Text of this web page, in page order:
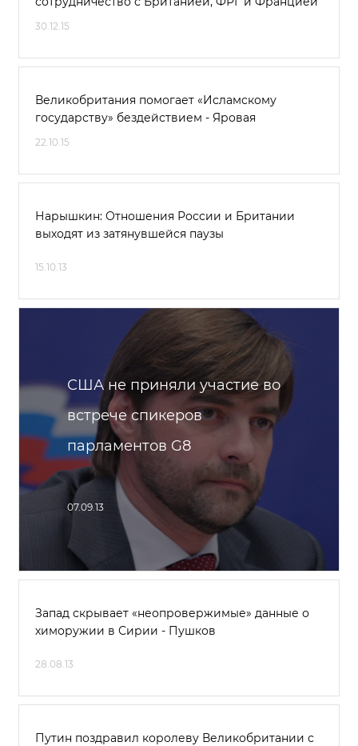
30.12.15
Великобритания помогает «Исламскому
государству» бездействием - Яровая
22.10.15
Нарышкин: Отношения России и Британии
выходят из затянувшейся паузы
15.10.13
США не приняли участие во
встрече спикеров
парламентов G8
07.09.13
Запад скрывает «неопровержимые» данные о
химоружии в Сирии - Пушков
28.08.13
Путин поздравил королеву Великобритании с